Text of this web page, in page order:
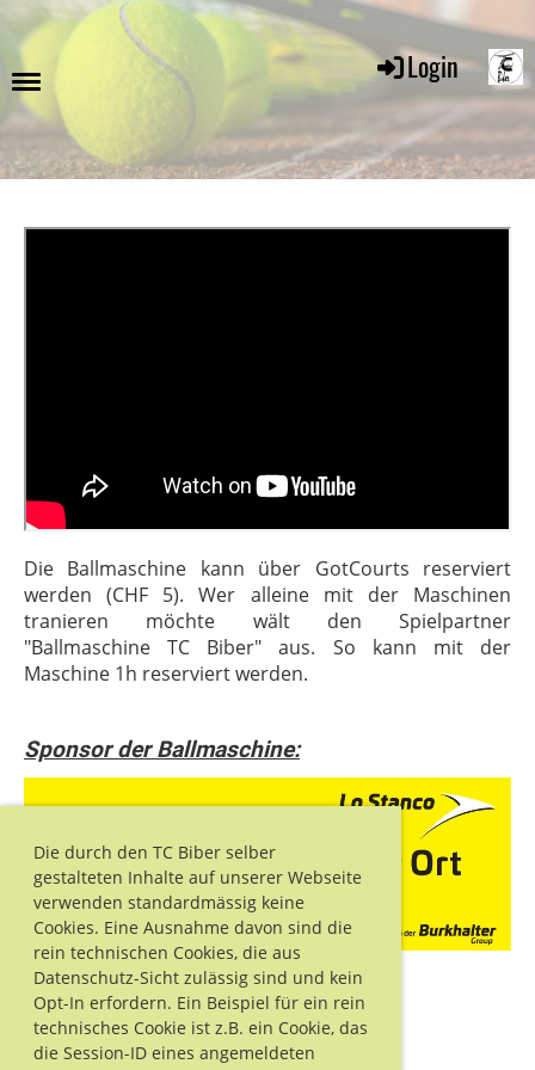
Die durch den TC Biber selber
gestalteten Inhalte auf unserer Webseite
verwenden standardmässig keine
Cookies. Eine Ausnahme davon sind die
rein technischen Cookies, die aus
Datenschutz-Sicht zulässig sind und kein
Opt-In erfordern. Ein Beispiel für ein rein
technisches Cookie ist z.B. ein Cookie, das
die Session-ID eines angemeldeten
Login
Die Ballmaschine kann über GotCourts reserviert
werden (CHF 5). Wer alleine mit der Maschinen
tranieren möchte wält den Spielpartner
"Ballmaschine TC Biber" aus. So kann mit der
Maschine 1h reserviert werden.
Sponsor der Ballmaschine: